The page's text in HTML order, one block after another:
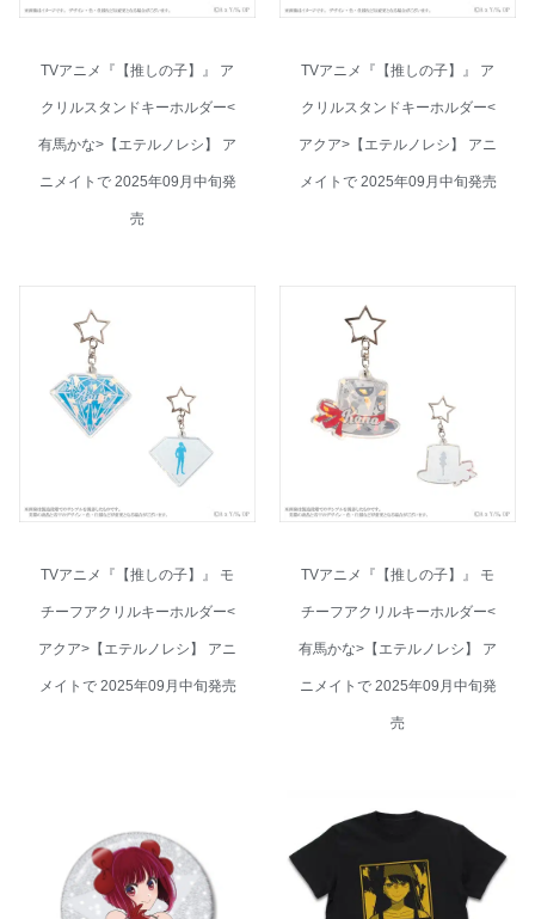
TVアニメ『【推しの子】』 ア
クリルスタンドキーホルダー<
有馬かな>【エテルノレシ】 ア
ニメイトで 2025年09月中旬発
売
TVアニメ『【推しの子】』 ア
クリルスタンドキーホルダー<
アクア>【エテルノレシ】 アニ
メイトで 2025年09月中旬発売
TVアニメ『【推しの子】』 モ
チーフアクリルキーホルダー<
アクア>【エテルノレシ】 アニ
メイトで 2025年09月中旬発売
TVアニメ『【推しの子】』 モ
チーフアクリルキーホルダー<
有馬かな>【エテルノレシ】 ア
ニメイトで 2025年09月中旬発
売